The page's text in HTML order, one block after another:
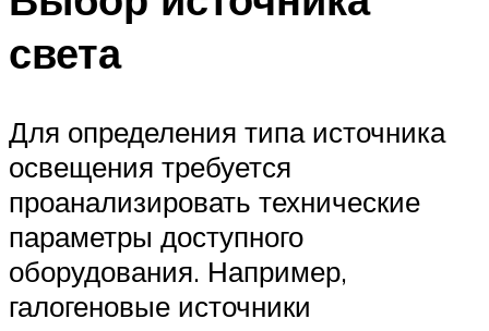
света
Для определения типа источника
освещения требуется
проанализировать технические
параметры доступного
оборудования. Например,
галогеновые источники